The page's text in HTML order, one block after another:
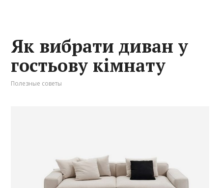
Як вибрати диван у
гостьову кімнату
Полезные советы